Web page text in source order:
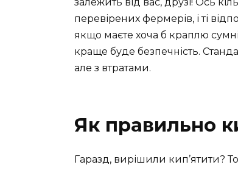
перевірених фермерів, і ті
якщо маєте хоча б краплю
краще буде безпечність.
але з втратами.
Як правильно
Гаразд, вирішили кип’ятити?